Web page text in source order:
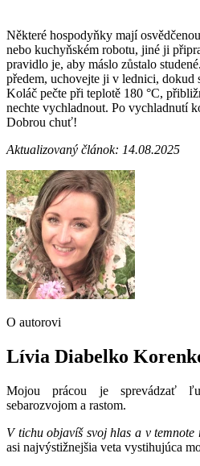
Některé hospodyňky mají
nebo kuchyňském robotu, jiné ji
pravidlo je, aby máslo zůstalo
předem, uchovejte ji v lednici, dokud
Koláč pečte při teplotě 180 °C,
nechte vychladnout. Po vychladnutí
Dobrou chuť!
Aktualizovaný článok: 14.08.2025
O autorovi
Lívia Diabelko
Mojou prácou je sprevádzať
sebarozvojom a rastom.
V tichu objavíš svoj hlas a v temnote
asi najvýstižnejšia veta vystihujúca